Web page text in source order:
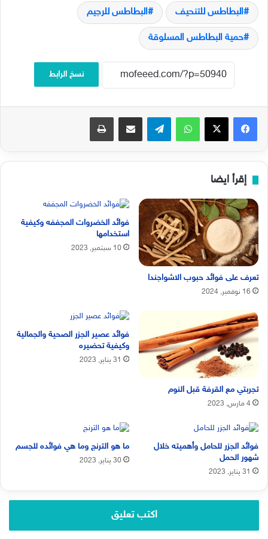
البطاطس للتنحيف البطاطس للرجيم
حمية البطاطس المسلوقة
نسخ الرابط
فيسبوك‫X واتساب تيلقرام مشاركة عبر البريد طباعة
إقرأ ايضا
تعرف على فوائد حبوب الاشواجندا
16 نوفمبر, 2024
فوائد الخضروات المجففه وكيفية
استخدامها
10 سبتمبر, 2023
تجربتي مع القرفة قبل النوم
4 مارس, 2023
فوائد عصير الجزر الصحية والجمالية
وكيفية تحضيره
31 يناير, 2023
فوائد الجزر للحامل وأهميته خلال
شهور الحمل
31 يناير, 2023
ما هو الترنج وما هي فوائده للجسم
30 يناير, 2023
اكتب تعليق